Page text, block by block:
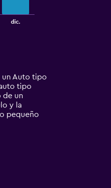
dic.
un Auto tipo
tipo
de un
y la
pequeño